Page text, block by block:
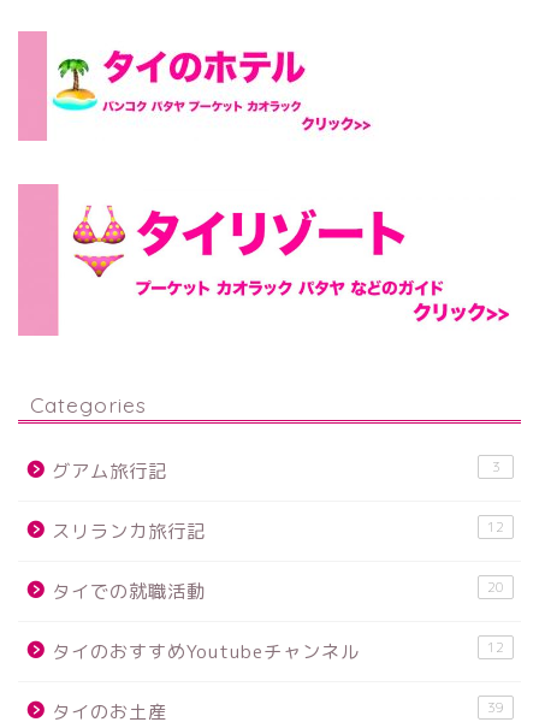
Categories
グアム旅行記 3
スリランカ旅行記 12
タイでの就職活動 20
タイのおすすめYoutubeチャンネル 12
タイのお土産 39